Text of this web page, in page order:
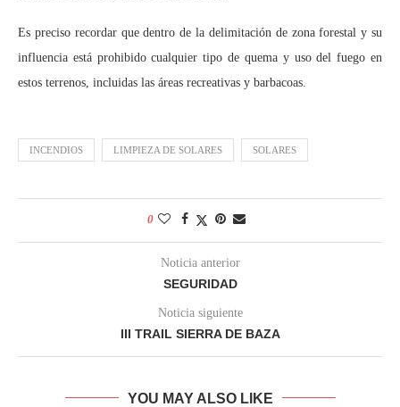
Es preciso recordar que dentro de la delimitación de zona forestal y su
influencia está prohibido cualquier tipo de quema y uso del fuego en
estos terrenos, incluidas las áreas recreativas y barbacoas.
INCENDIOS LIMPIEZA DE SOLARES SOLARES
0
Noticia anterior
SEGURIDAD
Noticia siguiente
III TRAIL SIERRA DE BAZA
YOU MAY ALSO LIKE